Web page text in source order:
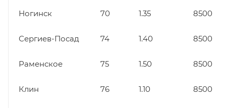
Ногинск 70 1.35 8500
Сергиев-Посад 74 1.40 8500
Раменское 75 1.50 8500
Клин 76 1.10 8500